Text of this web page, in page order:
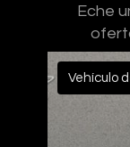
Eche
Vehículo